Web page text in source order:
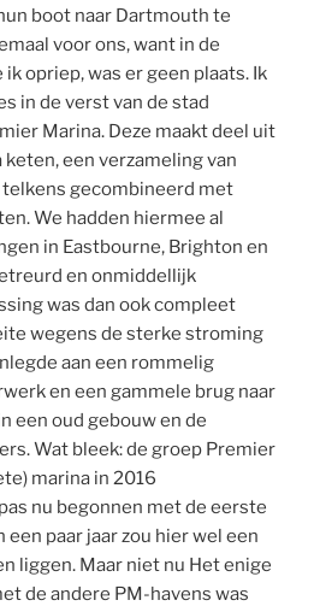
boot naar Dartmouth te
voor ons, want in de
opriep, was er geen plaats. Ik
in de verst van de stad
Marina. Deze maakt deel uit
een verzameling van
gecombineerd met
We hadden hiermee al
in Eastbourne, Brighton en
en onmiddellijk
was dan ook compleet
wegens de sterke stroming
aan een rommelig
en een gammele brug naar
een oud gebouw en de
Wat bleek: de groep Premier
marina in 2016
nu begonnen met de eerste
paar jaar zou hier wel een
liggen. Maar niet nu Het enige
de andere PM-havens was